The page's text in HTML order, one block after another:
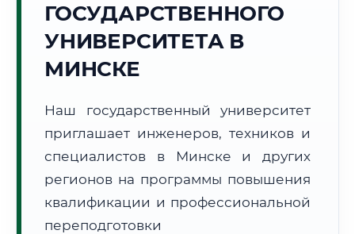
📍 Региональная справка
Субъект:
Почтовые индексы:
220000–220141
Часовой пояс:
UTC+3
Формат учебы:
Дистанционно
🗺️ Зона обслуживания: г. Минск
ГОСУДАРСТВЕННОГО
УНИВЕРСИТЕТА В
МИНСКЕ
Наш государственный университет
приглашает инженеров, техников и
специалистов в Минске и других
регионов на программы повышения
квалификации и профессиональной
переподготовки